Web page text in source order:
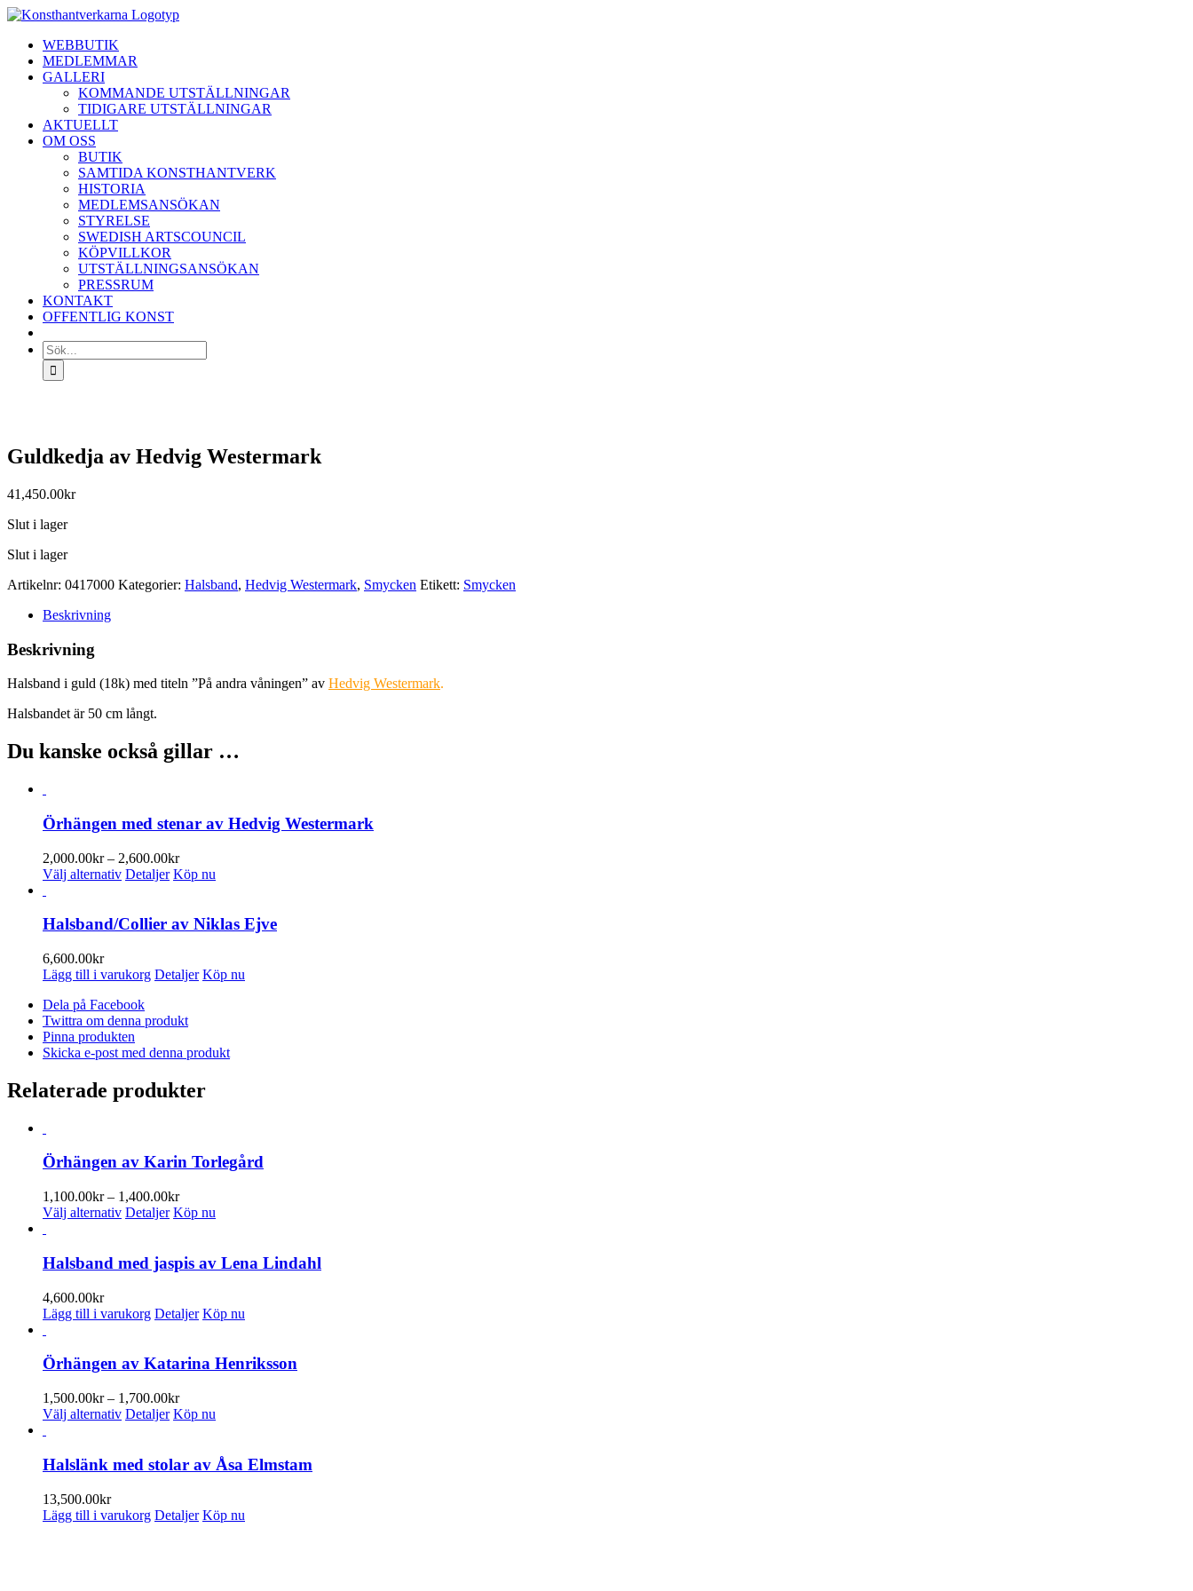
Fortsätt
innehålletWEBBUTIK
MEDLEMMAR
GALLERI
KOMMANDE UTSTÄLLNINGAR
TIDIGARE UTSTÄLLNINGAR
AKTUELLT
OM OSS
BUTIK
SAMTIDA KONSTHANTVERK
HISTORIA
MEDLEMSANSÖKAN
STYRELSE
SWEDISH ARTSCOUNCIL
KÖPVILLKOR
UTSTÄLLNINGSANSÖKAN
PRESSRUM
KONTAKT
OFFENTLIG KONST
Sök
efter:
Guldkedja av Hedvig Westermark
41,450.00kr
Slut i lager
Slut i lager
Artikelnr: 0417000 Kategorier: Halsband, Hedvig Westermark, Smycken Etikett: Smycken
Beskrivning
Beskrivning
Halsband i guld (18k) med titeln ”På andra våningen” av Hedvig Westermark.
Halsbandet är 50 cm långt.
Du kanske också gillar …
Örhängen med stenar av Hedvig Westermark
2,000.00kr – 2,600.00krPrisintervall:
2,000.00kr
Välj alternativ Den
har
De
olika
alternativen
kan
väljas
på
produktsidan
Detaljer Köp nu
Halsband/Collier av Niklas Ejve
6,600.00kr
Lägg till i varukorg Detaljer Köp nu
Dela på Facebook
Twittra om denna produkt
Pinna produkten
Skicka e-post med denna produkt
Relaterade produkter
Örhängen av Karin Torlegård
1,100.00kr – 1,400.00krPrisintervall:
1,100.00kr
Välj alternativ Den
har
flera
De
olika
kan
väljas
produktsidan
Detaljer Köp nu
Halsband med jaspis av Lena Lindahl
4,600.00kr
Lägg till i varukorg Detaljer Köp nu
Örhängen av Katarina Henriksson
1,500.00kr – 1,700.00krPrisintervall:
1,500.00kr
Välj alternativ Den
har
flera
De
olika
Detaljer Köp nu
Halslänk med stolar av Åsa Elmstam
13,500.00kr
Lägg till i varukorg Detaljer Köp nu